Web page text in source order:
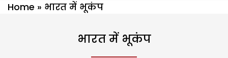
Home » भारत में भूकंप
भारत में भूकंप